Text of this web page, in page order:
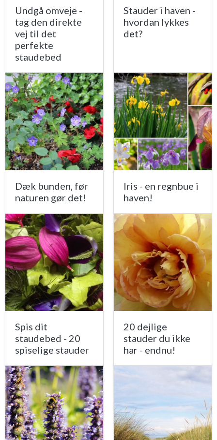
Undgå omveje -
tag den direkte
vej til det
perfekte
staudebed
Stauder i haven -
hvordan lykkes
det?
Dæk bunden, før
naturen gør det!
Iris - en regnbue i
haven!
Spis dit
staudebed - 20
spiselige stauder
20 dejlige
stauder du ikke
har - endnu!